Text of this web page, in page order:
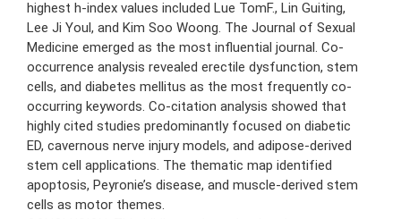
highest h-index values included Lue TomF., Lin Guiting,
Lee Ji Youl, and Kim Soo Woong. The Journal of Sexual
Medicine emerged as the most influential journal. Co-
occurrence analysis revealed erectile dysfunction, stem
cells, and diabetes mellitus as the most frequently co-
occurring keywords. Co-citation analysis showed that
highly cited studies predominantly focused on diabetic
ED, cavernous nerve injury models, and adipose-derived
stem cell applications. The thematic map identified
apoptosis, Peyronie’s disease, and muscle-derived stem
cells as motor themes.